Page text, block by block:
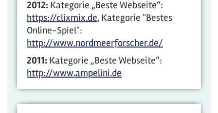
2012: Kategorie „Beste Webseite“:
https://clixmix.de, Kategorie "Bestes
Online-Spiel":
http://www.nordmeerforscher.de/
2011: Kategorie „Beste Webseite“:
http://www.ampelini.de